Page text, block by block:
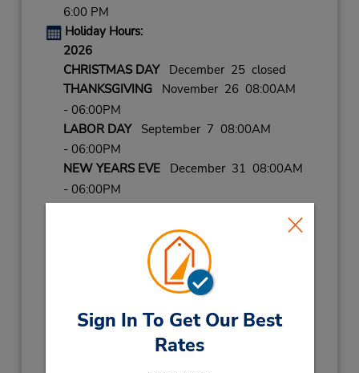
Sign In To Get Our Best
Rates
6:00 PM
Holiday Hours:
2026
CHRISTMAS DAYDecember 25 closed
THANKSGIVINGNovember 26 08:00AM
- 06:00PM
LABOR DAYSeptember 7 08:00AM
- 06:00PM
NEW YEARS EVEDecember 31 08:00AM
- 06:00PM
CHRISTMAS EVEDecember 24 08:00AM
Ubicación para depositar llaves
Si llega en avión, el mostrador de alquiler se
encuentra dentro de la terminal con una
Obtener direcciones